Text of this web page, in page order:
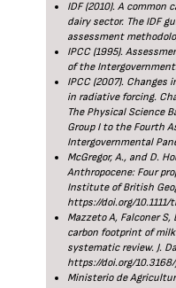
IDF (2010). A common
dairy sector. The IDF
assessment
IPCC (1995).
of the
IPCC (2007).
in radiative forcing.
The Physical Science
Group I to the Fourth
Intergovernmental
McGregor, A., and D.
Anthropocene: Four
Institute of British
https://doi.org/10.1111/
Mazzeto A, Falconer S,
carbon footprint of
systematic review. J.
https://doi.org/
Ministerio de